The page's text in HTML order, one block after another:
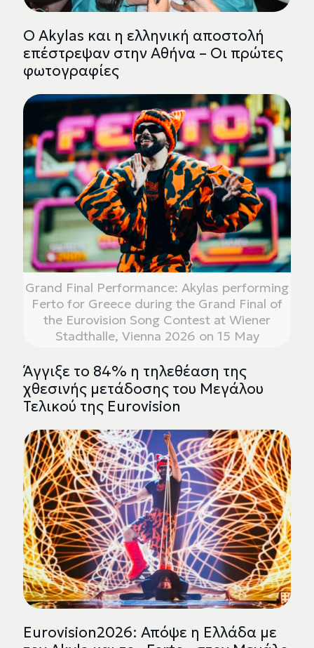
Ο Akylas και η ελληνική αποστολή
επέστρεψαν στην Αθήνα – Οι πρώτες
φωτογραφίες
Grand Final Performance: Akylas performing
Ferto for Greece during the Grand Final of
the Eurovision Song Contest at Wiener
Stadthalle, Vienna 2026 on 15 May
Άγγιξε το 84% η τηλεθέαση της
χθεσινής μετάδοσης του Μεγάλου
Τελικού της Eurovision
Eurovision2026: Απόψε η Ελλάδα με